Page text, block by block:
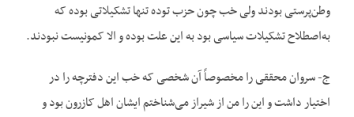
وطن‌پرستی بودند ولی خب چون حزب توده تنها تشکیلاتی بوده که
به‌اصطلاح تشکیلات سیاسی بود به این علت بوده و الا کمونیست نبودند.
ج- سروان محققی را مخصوصاً آن شخصی که خب این دفترچه را در
اختیار داشت و این را من از شیراز می‌شناختم ایشان اهل کازرون بود و